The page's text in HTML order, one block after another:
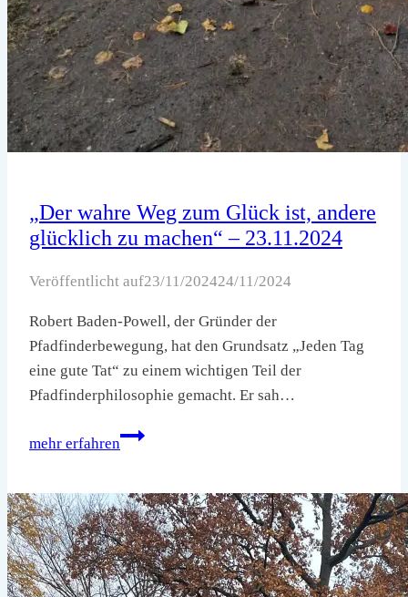
„Der wahre Weg zum Glück ist, andere
glücklich zu machen“ – 23.11.2024
Veröffentlicht auf23/11/202424/11/2024
Robert Baden-Powell, der Gründer der
Pfadfinderbewegung, hat den Grundsatz „Jeden Tag
eine gute Tat“ zu einem wichtigen Teil der
Pfadfinderphilosophie gemacht. Er sah…
mehr erfahren
„Der
zum
Glück
ist,
andere